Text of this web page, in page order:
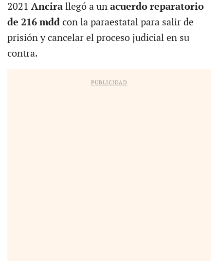
2021 Ancirallegó a un acuerdo reparatorio
de 216 mdd con la paraestatal para salir de
prisión y cancelar el proceso judicial en su
contra.
PUBLICIDAD